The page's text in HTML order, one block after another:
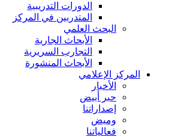
الدورات التدريبية
المتدربين في المركز
البحث العلمي
الأبحاث الجارية
التجارب السريرية
الأبحاث المنشورة
المركز الإعلامي
الأخبار
حبر أبيض
إصداراتنا
وميض
فعالياتنا